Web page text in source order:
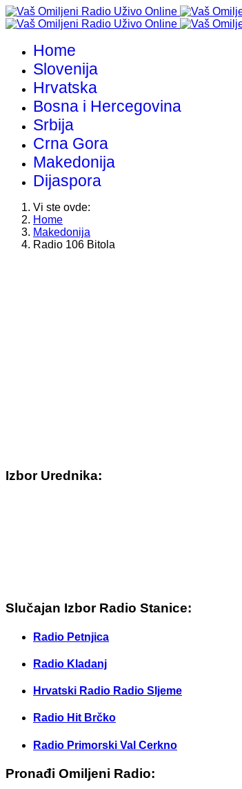
Home
Slovenija
Hrvatska
Bosna i Hercegovina
Srbija
Crna Gora
Makedonija
Dijaspora
Vi ste ovde:
Home
Makedonija
Radio 106 Bitola
Izbor Urednika:
Slučajan Izbor Radio Stanice:
Radio Petnjica
Radio Kladanj
Hrvatski Radio Radio Sljeme
Radio Hit Brčko
Radio Primorski Val Cerkno
Pronađi Omiljeni Radio: